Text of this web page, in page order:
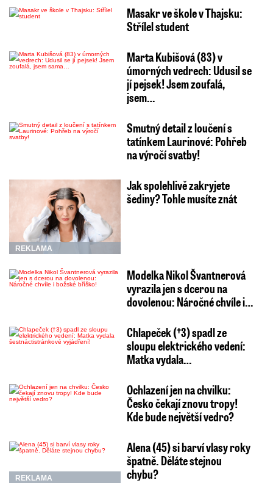
Masakr ve škole v Thajsku:
Střílel student
Marta Kubišová (83) v
úmorných vedrech: Udusil se
jí pejsek! Jsem zoufalá,
jsem…
Smutný detail z loučení s
tatínkem Laurinové: Pohřeb
na výročí svatby!
REKLAMA
Jak spolehlivě zakryjete
šediny? Tohle musíte znát
Modelka Nikol Švantnerová
vyrazila jen s dcerou na
dovolenou: Náročné chvíle i…
Chlapeček (†3) spadl ze
sloupu elektrického vedení:
Matka vydala…
Ochlazení jen na chvilku:
Česko čekají znovu tropy!
Kde bude největší vedro?
REKLAMA
Alena (45) si barví vlasy roky
špatně. Děláte stejnou
chybu?